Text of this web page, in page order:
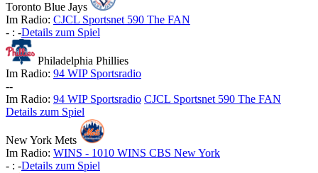
Toronto Blue Jays
Im Radio: CJCL Sportsnet 590 The FAN
- : -Details zum Spiel
Philadelphia Phillies
Im Radio: 94 WIP Sportsradio
--
Im Radio: 94 WIP Sportsradio CJCL Sportsnet 590 The FAN
Details zum Spiel
New York Mets
Im Radio: WINS - 1010 WINS CBS New York
- : -Details zum Spiel